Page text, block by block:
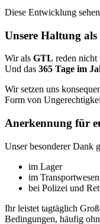
Diese Entwicklung
Unsere Haltung
Wir als GTL reden
Und das 365 Tage im
Wir setzen uns
Form von
Anerkennung für
Unser besonderer Dank
im Lager
im Transportwesen
bei Polizei und
Ihr leistet tagtäglich
Bedingungen, häufig